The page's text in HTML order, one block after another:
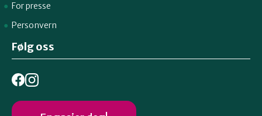
For presse
Personvern
Følg oss